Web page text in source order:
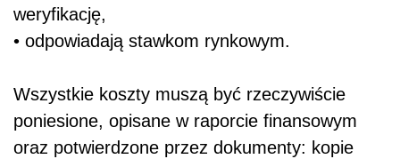
weryfikację,
• odpowiadają stawkom rynkowym.
Wszystkie koszty muszą być rzeczywiście
poniesione, opisane w raporcie finansowym
oraz potwierdzone przez dokumenty: kopie